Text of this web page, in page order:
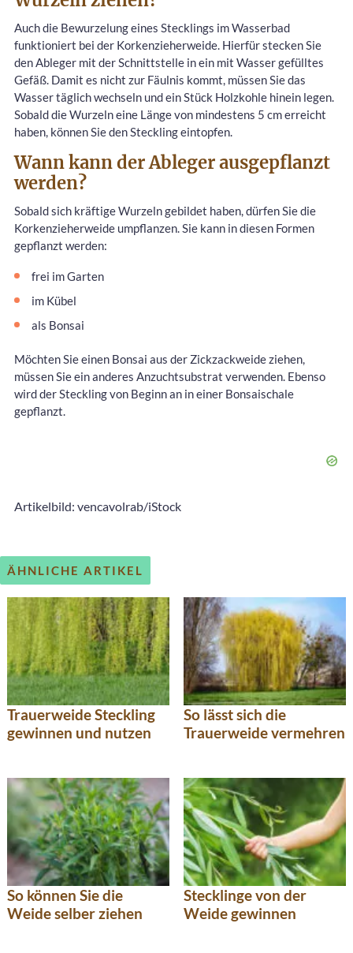
Auch die Bewurzelung eines Stecklings im Wasserbad
funktioniert bei der Korkenzieherweide. Hierfür stecken Sie
den Ableger mit der Schnittstelle in ein mit Wasser gefülltes
Gefäß. Damit es nicht zur Fäulnis kommt, müssen Sie das
Wasser täglich wechseln und ein Stück Holzkohle hinein legen.
Sobald die Wurzeln eine Länge von mindestens 5 cm erreicht
haben, können Sie den Steckling eintopfen.
Wann kann der Ableger ausgepflanzt
werden?
Sobald sich kräftige Wurzeln gebildet haben, dürfen Sie die
Korkenzieherweide umpflanzen. Sie kann in diesen Formen
gepflanzt werden:
frei im Garten
im Kübel
als Bonsai
Möchten Sie einen Bonsai aus der Zickzackweide ziehen,
müssen Sie ein anderes Anzuchtsubstrat verwenden. Ebenso
wird der Steckling von Beginn an in einer Bonsaischale
gepflanzt.
Artikelbild: vencavolrab/iStock
ÄHNLICHE ARTIKEL
Trauerweide Steckling
gewinnen und nutzen
So lässt sich die
Trauerweide vermehren
So können Sie die
Weide selber ziehen
Stecklinge von der
Weide gewinnen